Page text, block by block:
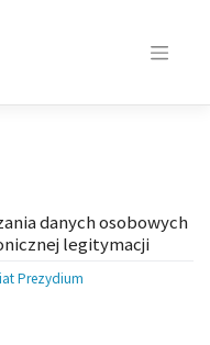
danych osobowych
legitymacji
Prezydium